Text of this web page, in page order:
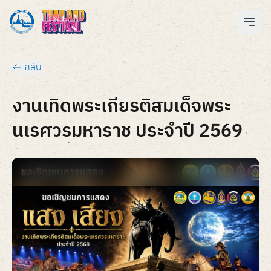
กลับ
งานเทิดพระเกียรติสมเด็จพระ
นเรศวรมหาราช ประจำปี 2569